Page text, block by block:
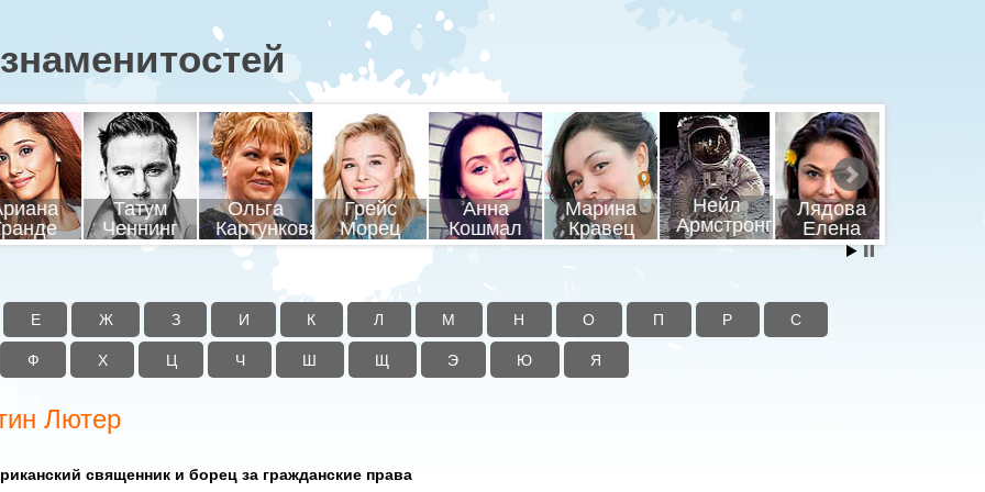
Ванга
Адольф
Гитлер
Гагарин
Юрий
Калашников
Михаил
Ленин
Владимир
Брюс Ли
Пушкин
Александр
Е Ж З И К Л М Н О П Р С
Ф Х Ц Ч Ш Щ Э Ю Я
Лютер
священник и борец за гражданские права